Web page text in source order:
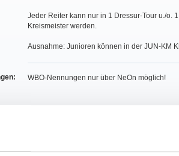
Jeder Reiter kann nur in 1 Dressur-Tour u./o.
Kreismeister werden.
Ausnahme: Junioren können in der JUN-KM
WBO-Nennungen nur über NeOn möglich!